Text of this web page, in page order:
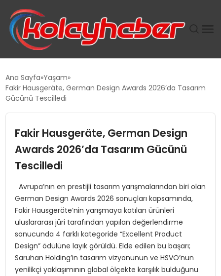
SUWEN’IN İSTIHDAM MODELI EKONOMIDE KADIN
TANYER YAPI ZEMIN MÜHENDISLIĞINDE HEDEF
BÜYÜTTÜ
TOROSLAR’DA PAZAR GERGİNLİĞİ!
Ana Sayfa Yaşam
Fakir Hausgeräte, German Design Awards 2026’da Tasarım
Gücünü Tescilledi
Fakir Hausgeräte, German Design
Awards 2026’da Tasarım Gücünü
Tescilledi
Avrupa’nın en prestijli tasarım yarışmalarından biri olan
German Design Awards 2026 sonuçları kapsamında,
Fakir Hausgeräte’nin yarışmaya katılan ürünleri
uluslararası jüri tarafından yapılan değerlendirme
sonucunda 4 farklı kategoride “Excellent Product
Design” ödülüne layık görüldü. Elde edilen bu başarı;
Saruhan Holding’in tasarım vizyonunun ve HSVO’nun
yenilikçi yaklaşımının global ölçekte karşılık bulduğunu